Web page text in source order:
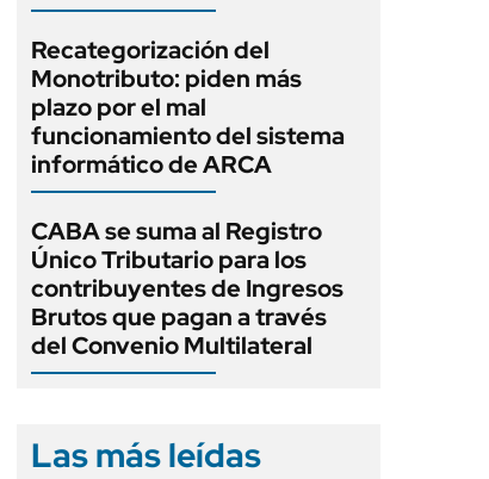
Recategorización del
Monotributo: piden más
plazo por el mal
funcionamiento del sistema
informático de ARCA
CABA se suma al Registro
Único Tributario para los
contribuyentes de Ingresos
Brutos que pagan a través
del Convenio Multilateral
Las más leídas